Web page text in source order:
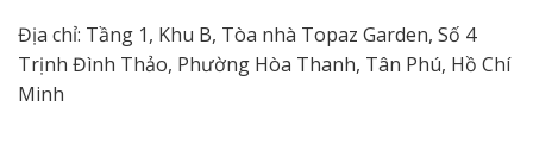
Địa chỉ: Tầng 1, Khu B, Tòa nhà Topaz Garden, Số 4
Trịnh Đình Thảo, Phường Hòa Thanh, Tân Phú, Hồ Chí
Minh